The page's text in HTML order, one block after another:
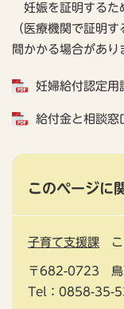
妊娠を証明するた
（医療機関で証明
間かかる場合があり
妊婦給付認定用
給付金と相談窓
このページに
子育て支援課
〒682-0723
Tel：0858-35-